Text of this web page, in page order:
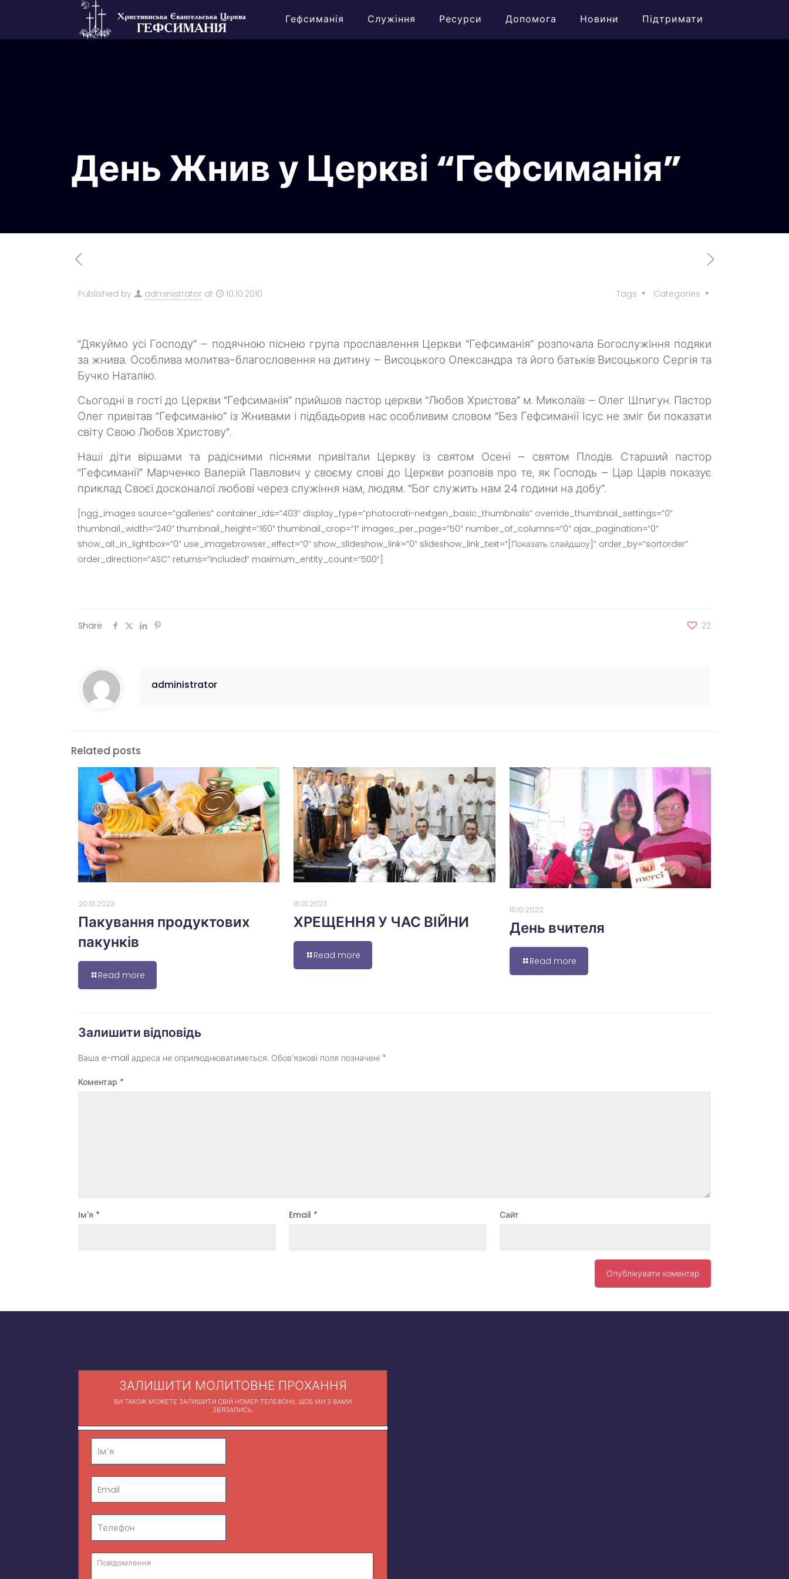
Гефсиманія Служіння Ресурси Допомога Новини Підтримати
День Жнив у Церкві “Гефсиманія”
Published by administrator at 10.10.2010 Categories
Tags
“Дякуймо усі Господу” – подячною піснею група прославлення Церкви “Гефсиманія” розпочала Богослужіння подяки
за жнива. Особлива молитва-благословення на дитину – Висоцького Олександра та його батьків Висоцького Сергія та
Бучко Наталію.
Сьогодні в гості до Церкви “Гефсиманія” прийшов пастор церкви “Любов Христова” м. Миколаїв – Олег Шпигун. Пастор
Олег привітав “Гефсиманію” із Жнивами і підбадьорив нас особливим словом “Без Гефсиманії Ісус не зміг би показати
світу Свою Любов Христову”.
Наші діти віршами та радісними піснями привітали Церкву із святом Осені – святом Плодів. Старший пастор
“Гефсиманії” Марченко Валерій Павлович у своєму слові до Церкви розповів про те, як Господь – Цар Царів показує
приклад Своєї досконалої любові через служіння нам, людям.“Бог служить нам 24 години на добу”.
[ngg_images source=”galleries” container_ids=”403″ display_type=”photocrati-nextgen_basic_thumbnails” override_thumbnail_settings=”0″
thumbnail_width=”240″ thumbnail_height=”160″ thumbnail_crop=”1″ images_per_page=”50″ number_of_columns=”0″ ajax_pagination=”0″
show_all_in_lightbox=”0″ use_imagebrowser_effect=”0″ show_slideshow_link=”0″ slideshow_link_text=”[Показать слайдшоу]” order_by=”sortorder”
order_direction=”ASC” returns=”included” maximum_entity_count=”500″]
Share 22
administrator
Related posts
20.01.2023
Пакування продуктових
пакунків
Read more
16.01.2023
ХРЕЩЕННЯ У ЧАС ВІЙНИ
Read more
15.10.2022
День вчителя
Read more
Залишити відповідь
Ваша e-mail адреса не оприлюднюватиметься. Обов’язкові поля позначені *
Коментар *
Ім'я * Email * Сайт
ЗАЛИШИТИ МОЛИТОВНЕ ПРОХАННЯ
ВИ ТАКОЖ МОЖЕТЕ ЗАЛИШИТИ СВІЙ НОМЕР ТЕЛЕФОНУ, ЩОБ МИ З ВАМИ
ЗВ'ЯЗАЛИСЬ.